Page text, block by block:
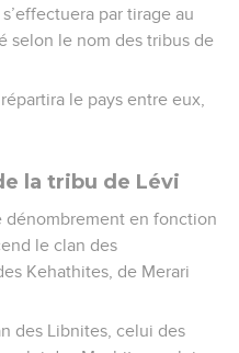
par tirage au
selon le nom des tribus de
le pays entre eux,
la tribu de Lévi
en fonction
le clan des
Kehathites, de Merari
des Libnites, celui des